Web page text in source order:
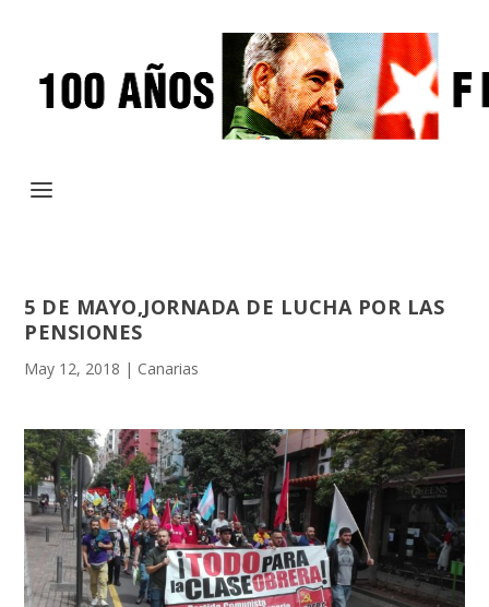
5 DE MAYO,JORNADA DE LUCHA POR LAS
PENSIONES
May 12, 2018 | Canarias